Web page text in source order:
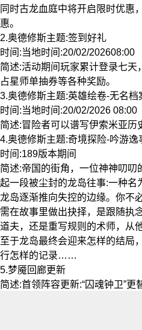
同时古龙血庭中将开启限时优惠
惠。
2.奥德修斯主题:签到好礼
时间:当地时间:20/02/202608:00
简述:活动期间玩家累计登录七天
占星师单抽券等各种奖励。
3.奥德修斯主题:英雄绘卷-无名档
时间:当地时间:20/02/2026 08:00
简述:冒险者可以谱写伊索米亚历
4.奥德修斯主题:奇境探险-吟游逸
时间:189版本期间
简述:帝国的街角，一位神神叨
起一段被尘封的龙岛往事:一种名
龙岛逐渐推向失控的边缘。你不
需在故事里做出抉择，是跟随执
道夫，还是重写规则的术师，从
至于龙岛最终会迎来怎样的结局
行怎样的记录……
5.梦魇回廊更新
简述:首领阵容更新:“囚魂钟卫”更